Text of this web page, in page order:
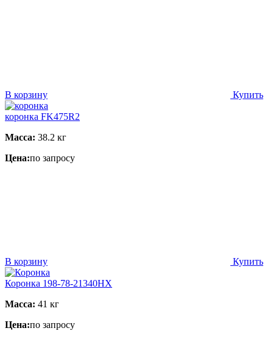
В корзину Купить
коронка FK475R2
Масса: 38.2 кг
Цена:по запросу
В корзину Купить
Коронка 198-78-21340HX
Масса: 41 кг
Цена:по запросу